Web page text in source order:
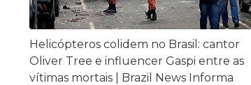
Helicópteros colidem no Brasil: cantor
Oliver Tree e influencer Gaspi entre as
vítimas mortais | Brazil News Informa